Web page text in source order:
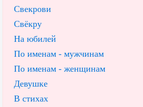
Свекрови
Свёкру
На юбилей
По именам - мужчинам
По именам - женщинам
Девушке
В стихах